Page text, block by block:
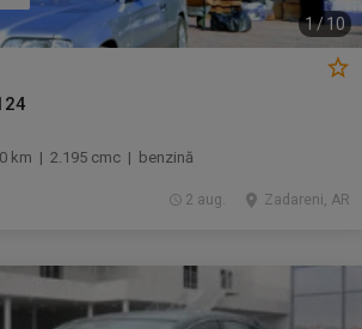
1/10
km | 2.195 cmc | benzină
Zadareni, AR
2 aug.